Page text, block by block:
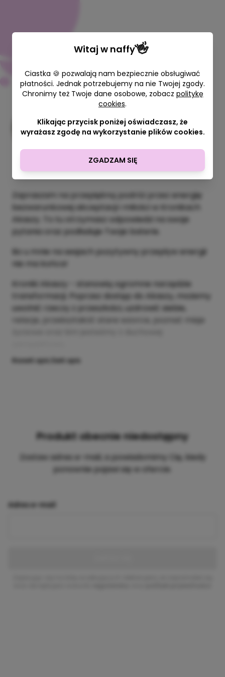
Sesja z dojazdem do Klienta
Woman is Back Twoja Przestrzeń
60 min
400,00 zł
Zapraszam na przepiękną podróż przez energię
bezwarunkowej akceptacji i miłości w Kronikach
Akaszy. To tu otrzymasz odpowiedzi na swoje
pytania oraz podładuje Twoje baterie.
Bo u mnie na sesjach pozytywny przepływ energii
nie ma końca!
Kroniki Akaszy - stanowią ogromne narzędzie
transformacji. Poprzez dostęp do Akaszy, możemy
uwolnić rzeczy z przeszłości, uzdrowić siebie,
relacje, przekształcić stare wzorce, poznać misje
Rozwiń opis Zwiń opis
Produkt obecnie niedostępny
Zostaw adres e-mail, a powiadomimy Cię, kiedy
ponownie pojawi się w ofercie.
Adres e-mail
Witaj w naffy👋
Ciastka 🍪 pozwalają nam bezpiecznie obsługiwać
płatności. Jednak potrzebujemy na nie Twojej zgody.
Chronimy też Twoje dane osobowe, zobacz politykę
cookies.
Klikając przycisk poniżej oświadczasz, że
wyrażasz zgodę na wykorzystanie plików cookies.
ZGADZAM SIĘ